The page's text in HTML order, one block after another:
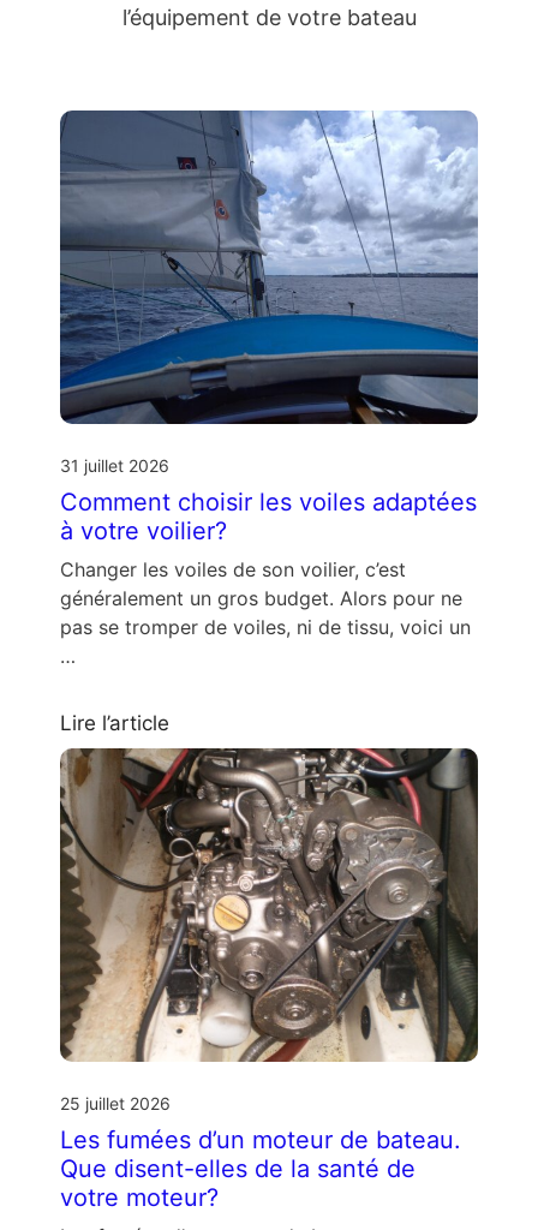
l’équipement de votre bateau
31 juillet 2026
Comment choisir les voiles adaptées
à votre voilier?
Changer les voiles de son voilier, c’est
généralement un gros budget. Alors pour ne
pas se tromper de voiles, ni de tissu, voici un
…
Lire l’article
25 juillet 2026
Les fumées d’un moteur de bateau.
Que disent-elles de la santé de
votre moteur?